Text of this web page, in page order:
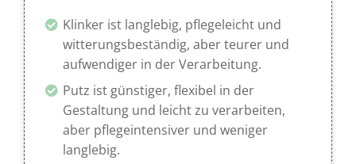
Klinker ist langlebig, pflegeleicht und
witterungsbeständig, aber teurer und
aufwendiger in der Verarbeitung.
Putz ist günstiger, flexibel in der
Gestaltung und leicht zu verarbeiten,
aber pflegeintensiver und weniger
langlebig.